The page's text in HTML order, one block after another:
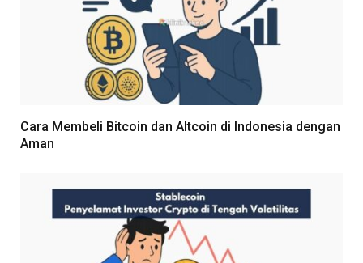
Cara Membeli Bitcoin dan Altcoin di Indonesia dengan
Aman